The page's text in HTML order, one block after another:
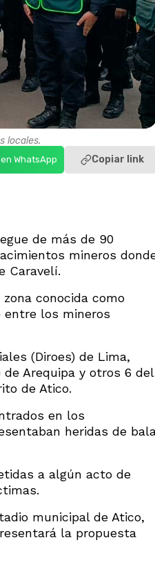
locales.
WhatsApp Copiar link
de más de 90
mineros
Caravelí.
conocida como
entre los mineros
(Diroes) de Lima,
de Arequipa y otros 6 del
de Atico.
en los
heridas de
a algún acto de
municipal de Atico,
la propuesta